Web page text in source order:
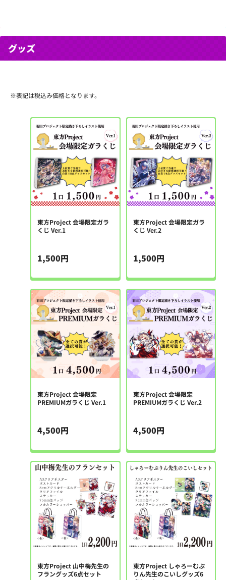
グッズ
※表記は税込み価格となります。
東方Project 会場限定ガラ
くじ Ver.1
1,500円
東方Project 会場限定ガラ
くじ Ver.2
1,500円
東方Project 会場限定
PREMIUMガラくじ Ver.1
4,500円
東方Project 会場限定
PREMIUMガラくじ Ver.2
4,500円
東方Project 山中梅先生の
フラングッズ6点セット
東方Project しゃろーむぷ
りん先生のこいしグッズ6